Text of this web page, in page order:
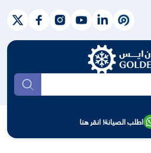
بحث
اطلب الصيانة! انقر هنا